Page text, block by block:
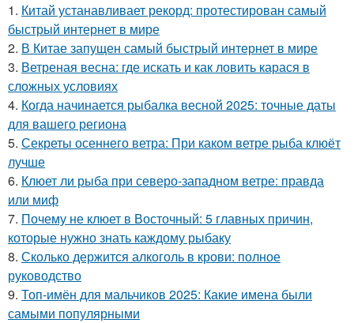
1. Китай устанавливает рекорд: протестирован самый
быстрый интернет в мире
2. В Китае запущен самый быстрый интернет в мире
3. Ветреная весна: где искать и как ловить карася в
сложных условиях
4. Когда начинается рыбалка весной 2025: точные даты
для вашего региона
5. Секреты осеннего ветра: При каком ветре рыба клюёт
лучше
6. Клюет ли рыба при северо-западном ветре: правда
или миф
7. Почему не клюет в Восточный: 5 главных причин,
которые нужно знать каждому рыбаку
8. Сколько держится алкоголь в крови: полное
руководство
9. Топ-имён для мальчиков 2025: Какие имена были
самыми популярными